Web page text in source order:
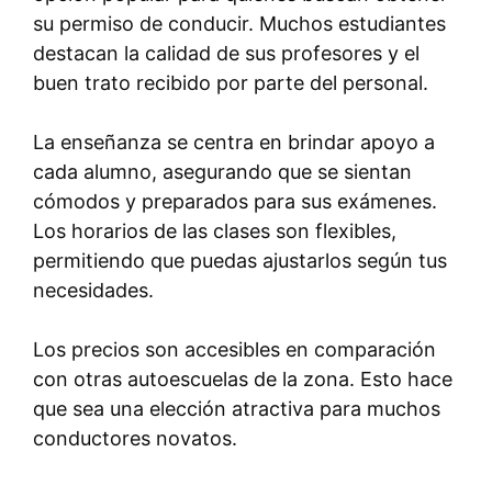
su permiso de conducir. Muchos estudiantes
destacan la calidad de sus profesores y el
buen trato recibido por parte del personal.
La enseñanza se centra en brindar apoyo a
cada alumno, asegurando que se sientan
cómodos y preparados para sus exámenes.
Los horarios de las clases son flexibles,
permitiendo que puedas ajustarlos según tus
necesidades.
Los precios son accesibles en comparación
con otras autoescuelas de la zona. Esto hace
que sea una elección atractiva para muchos
conductores novatos.